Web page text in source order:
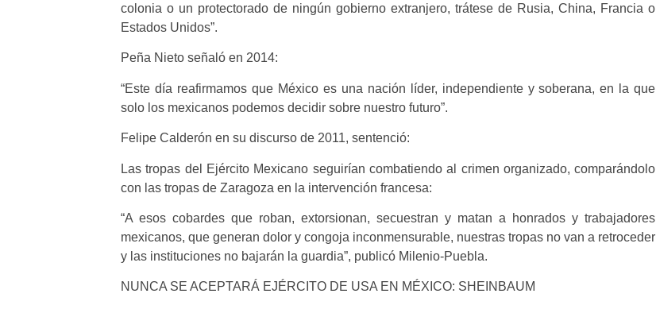
colonia o un protectorado de ningún gobierno extranjero, trátese de Rusia, China, Francia o
Estados Unidos”.
Peña Nieto señaló en 2014:
“Este día reafirmamos que México es una nación líder, independiente y soberana, en la que
solo los mexicanos podemos decidir sobre nuestro futuro”.
Felipe Calderón en su discurso de 2011, sentenció:
Las tropas del Ejército Mexicano seguirían combatiendo al crimen organizado, comparándolo
con las tropas de Zaragoza en la intervención francesa:
“A esos cobardes que roban, extorsionan, secuestran y matan a honrados y trabajadores
mexicanos, que generan dolor y congoja inconmensurable, nuestras tropas no van a retroceder
y las instituciones no bajarán la guardia”, publicó Milenio-Puebla.
NUNCA SE ACEPTARÁ EJÉRCITO DE USA EN MÉXICO: SHEINBAUM